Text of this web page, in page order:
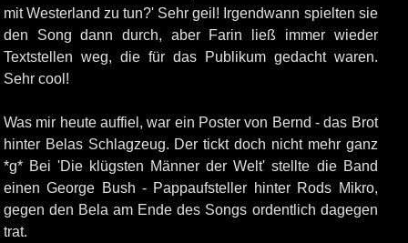
mit Westerland zu tun?' Sehr geil! Irgendwann spielten sie
den Song dann durch, aber Farin ließ immer wieder
Textstellen weg, die für das Publikum gedacht waren.
Sehr cool!
Was mir heute auffiel, war ein Poster von Bernd - das Brot
hinter Belas Schlagzeug. Der tickt doch nicht mehr ganz
*g* Bei 'Die klügsten Männer der Welt' stellte die Band
einen George Bush - Pappaufsteller hinter Rods Mikro,
gegen den Bela am Ende des Songs ordentlich dagegen
trat.